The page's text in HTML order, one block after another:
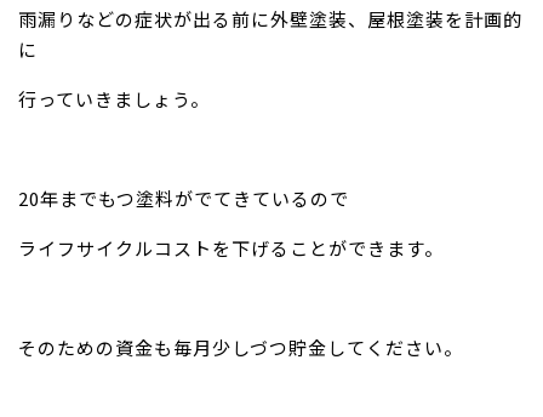
雨漏りなどの症状が出る前に外壁塗装、屋根塗装を計画的
に
行っていきましょう。
20年までもつ塗料がでてきているので
ライフサイクルコストを下げることができます。
そのための資金も毎月少しづつ貯金してください。